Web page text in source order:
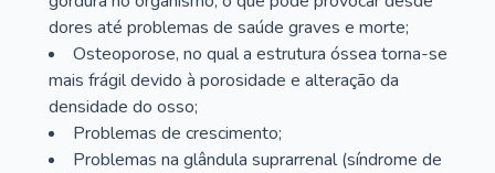
dores até problemas de saúde graves e morte;
Osteoporose, no qual a estrutura óssea torna-se
mais frágil devido à porosidade e alteração da
densidade do osso;
Problemas de crescimento;
Problemas na glândula suprarrenal (síndrome de